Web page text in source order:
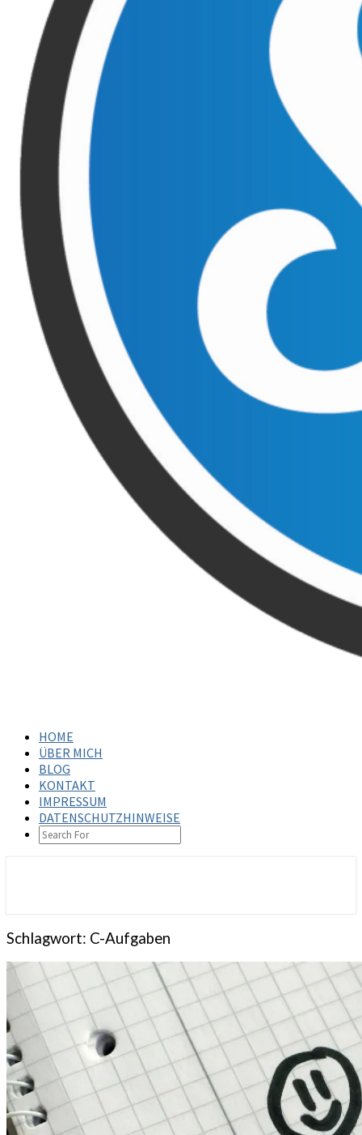
HOME
ÜBER MICH
BLOG
KONTAKT
IMPRESSUM
DATENSCHUTZHINWEISE
SEARCH
ICON
Schlagwort: C-Aufgaben